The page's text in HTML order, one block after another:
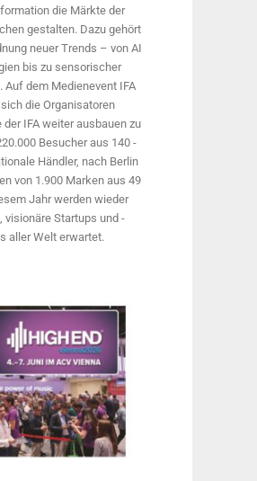
die Märkte der
gestalten. Dazu gehört
neuer Trends – von AI
bis zu sensorischer
dem Medien­event IFA
die Organisatoren
IFA weiter ausbauen zu
Besucher aus 140
Händler, nach Berlin
von 1.900 Marken aus 49
Jahr werden wieder
visionäre Startups und
aller Welt erwartet.